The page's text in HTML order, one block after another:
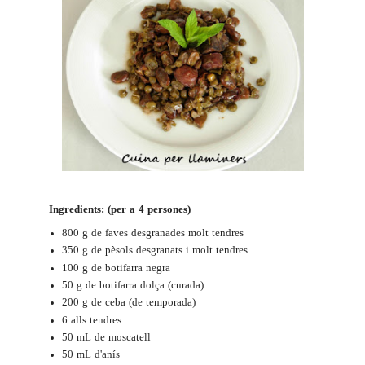
Ingredients: (per a 4 persones)
800 g de faves desgranades molt tendres
350 g de pèsols desgranats i molt tendres
100 g de botifarra negra
50 g de botifarra dolça (curada)
200 g de ceba (de temporada)
6 alls tendres
50 mL de moscatell
50 mL d'anís